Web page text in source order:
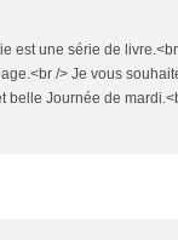
est une série de
/> Je vous
belle Journée de